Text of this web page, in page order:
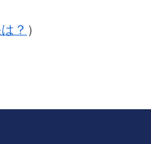
？ ）